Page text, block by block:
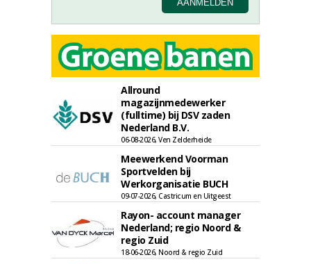
Allround
magazijnmedewerker
(fulltime) bij DSV zaden
Nederland B.V.
06-08-2026, Ven Zelderheide
Meewerkend Voorman
Sportvelden bij
Werkorganisatie BUCH
09-07-2026, Castricum en Uitgeest
Rayon- account manager
Nederland; regio Noord &
regio Zuid
18-06-2026, Noord & regio Zuid